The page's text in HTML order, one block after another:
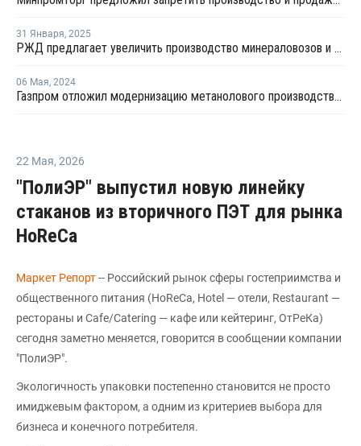
31 Января, 2025
РЖД предлагает увеличить производство минераловозов и "бочек" для перевозки метанола
06 Мая, 2024
Газпром отложил модернизацию метанолового производства в Томске
22 Мая, 2026
"ПолиЭР" выпустил новую линейку
стаканов из вторичного ПЭТ для рынка
HoReCa
Маркет Репорт-- Российский рынок сферы гостеприимства и
общественного питания (HoReCa, Hotel — отели, Restaurant —
рестораны и Cafe/Catering — кафе или кейтеринг, ОтРеКа)
сегодня заметно меняется, говорится в сообщении компании
"ПолиЭР".
Экологичность упаковки постепенно становится не просто
имиджевым фактором, а одним из критериев выбора для
бизнеса и конечного потребителя.